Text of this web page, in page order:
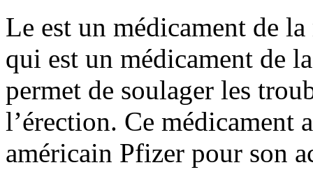
Le est un médicament de
qui est un médicament de
permet de soulager les
l’érection. Ce médicament
américain Pfizer pour son